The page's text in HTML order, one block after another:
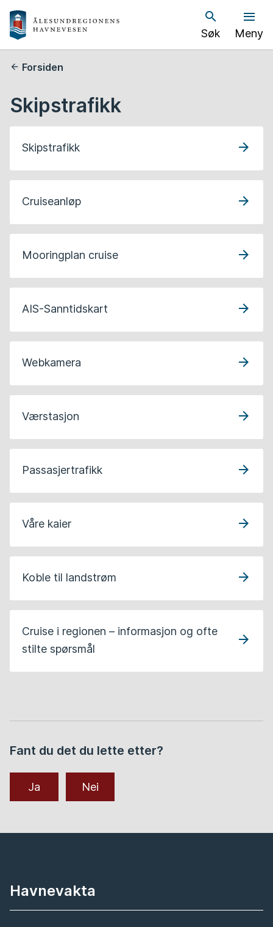
Å
l
s
u
d
a
v
Søk Meny
Du
her:
Forsiden
Skipstrafikk
Skipstrafikk
Cruiseanløp
Mooringplan cruise
AIS-Sanntidskart
Webkamera
Værstasjon
Passasjertrafikk
Våre kaier
Koble til landstrøm
Cruise i regionen – informasjon og ofte
stilte spørsmål
Fant du det du lette etter?
Ja Nei
Havnevakta